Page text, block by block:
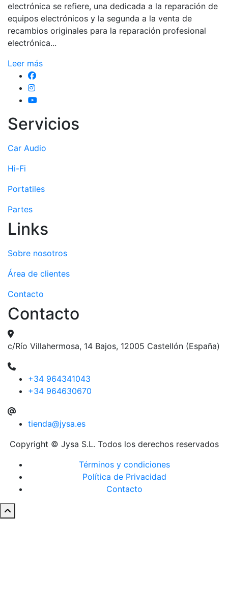
electrónica se refiere, una dedicada a la reparación de
equipos electrónicos y la segunda a la venta de
recambios originales para la reparación profesional
electrónica...
Leer más
Servicios
Car Audio
Hi-Fi
Portatiles
Partes
Links
Sobre nosotros
Área de clientes
Contacto
Contacto
c/Río Villahermosa, 14 Bajos, 12005 Castellón (España)
+34 964341043
+34 964630670
tienda@jysa.es
Copyright © Jysa S.L. Todos los derechos reservados
Términos y condiciones
Política de Privacidad
Contacto